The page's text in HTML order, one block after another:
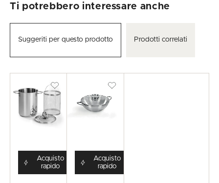
Ti potrebbero interessare anche
Suggeriti per questo prodotto Prodotti correlati
asparagi,
Acquisto
rapido
Acquisto
rapido